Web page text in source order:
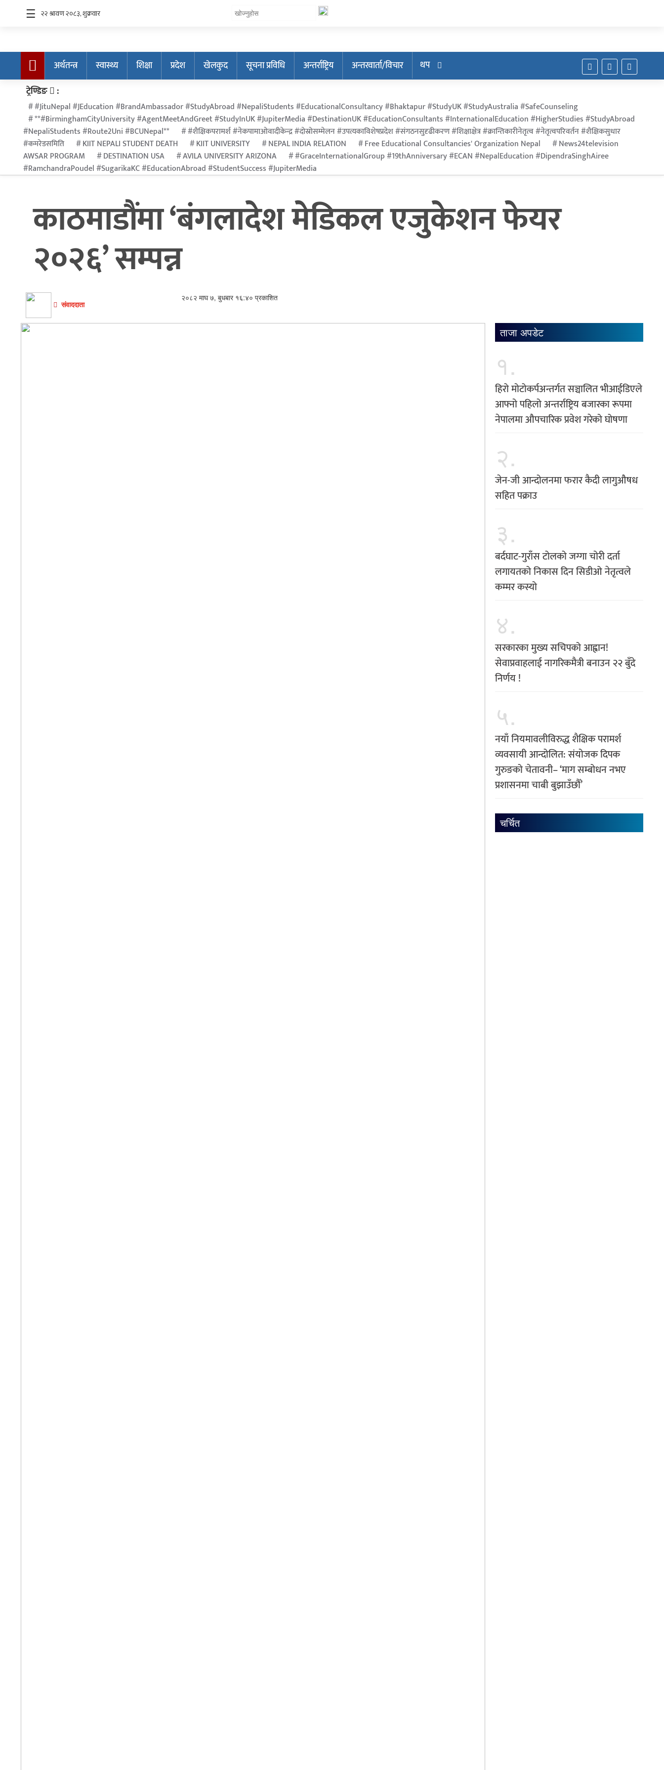
अर्थतन्त्र
स्वास्थ्य
शिक्षा
प्रदेश
खेलकुद
सूचना
अन्तर्राष्ट्रिय
अन्तरवार्ता/
☰
अर्थतन्त्र स्वास्थ्य शिक्षा प्रदेश खेलकुद सूचना प्रविधि अन्तर्राष्ट्रिय अन्तरवार्ता/विचार
थप
ट्रेण्डिङ
:
#JituNepal #JEducation #BrandAmbassador #StudyAbroad #NepaliStudents #EducationalConsultancy #Bhaktapur #StudyUK #StudyAustralia #SafeCounseling
**#BirminghamCityUniversity #AgentMeetAndGreet #StudyInUK #JupiterMedia #DestinationUK #EducationConsultants #InternationalEducation #HigherStudies #StudyAbroad
#NepaliStudents #Route2Uni #BCUNepal**
#शैक्षिकपरामर्श #नेकपामाओवादीकेन्द्र #दोस्रोसम्मेलन #उपत्यकाविशेषप्रदेश #संगठनसुदृढीकरण #शिक्षाक्षेत्र #क्रान्तिकारीनेतृत्व #नेतृत्वपरिवर्तन #शैक्षिकसुधार
#कमरेडसमिति
KIIT NEPALI STUDENT DEATH KIIT UNIVERSITY NEPAL INDIA RELATION Free Educational Consultancies' Organization Nepal
News24television
AWSAR PROGRAM
DESTINATION USA AVILA UNIVERSITY ARIZONA
#GraceInternationalGroup #19thAnniversary #ECAN #NepalEducation #DipendraSinghAiree
#RamchandraPoudel #SugarikaKC #EducationAbroad #StudentSuccess #JupiterMedia
काठमाडौंमा ‘बंगलादेश मेडिकल एजुकेशन फेयर
२०२६’ सम्पन्न
संवाददाता
२०८२ माघ ७, बुधबार १६:४० प्रकाशित
ताजा अपडेट
१.
हिरो मोटोकर्पअन्तर्गत सञ्चालित भीआईडिएले
आफ्नो पहिलो अन्तर्राष्ट्रिय बजारका रूपमा
नेपालमा औपचारिक प्रवेश गरेको घोषणा
२.
जेन-जी आन्दोलनमा फरार कैदी लागुऔषध
सहित पक्राउ
३.
बर्दघाट-गुराँस टोलको जग्गा चोरी दर्ता
लगायतको निकास दिन सिडीओ नेतृत्वले
कम्मर कस्यो
४.
सरकारका मुख्य सचिपको आह्वान!
सेवाप्रवाहलाई नागरिकमैत्री बनाउन २२ बुँदे
निर्णय !
५.
नयाँ नियमावलीविरुद्ध शैक्षिक परामर्श
व्यवसायी आन्दोलित: संयोजक दिपक
गुरुङको चेतावनी– ‘माग सम्बोधन नभए
प्रशासनमा चाबी बुझाउँछौँ’
चर्चित